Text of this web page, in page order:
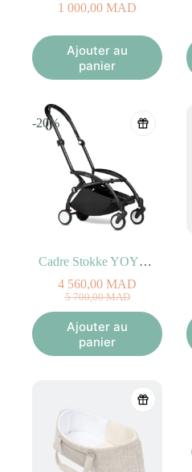
1 000,00 MAD
Ajouter au
panier
-20%
Cadre Stokke YOYO² Noir
5 700,00MAD
Le
prix
initial
était :
5
4 560,00 MAD
Le
prix
actuel
est :
4
Ajouter au
panier